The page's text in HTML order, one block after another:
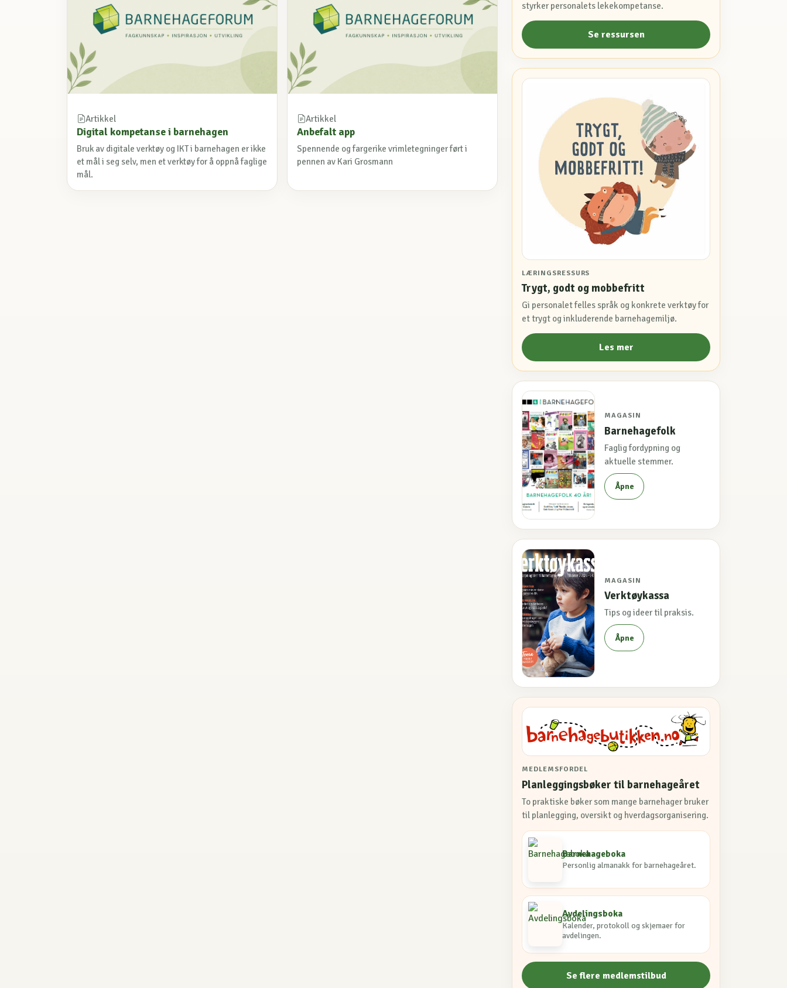
Artikkel
Digital kompetanse i barnehagen
Bruk av digitale verktøy og IKT i barnehagen er ikke
et mål i seg selv, men et verktøy for å oppnå faglige
mål.
Artikkel
Anbefalt app
Spennende og fargerike vrimletegninger ført i
pennen av Kari Grosmann
styrker personalets lekekompetanse.
Se ressursen
LÆRINGSRESSURS
Trygt, godt og mobbefritt
Gi personalet felles språk og konkrete verktøy for
et trygt og inkluderende barnehagemiljø.
Les mer
MAGASIN
Barnehagefolk
Faglig fordypning og
aktuelle stemmer.
Åpne
MAGASIN
Verktøykassa
Tips og ideer til praksis.
Åpne
MEDLEMSFORDEL
Planleggingsbøker til barnehageåret
To praktiske bøker som mange barnehager bruker
til planlegging, oversikt og hverdagsorganisering.
Barnehageboka
Personlig almanakk for barnehageåret.
Avdelingsboka
Kalender, protokoll og skjemaer for
avdelingen.
Se flere medlemstilbud